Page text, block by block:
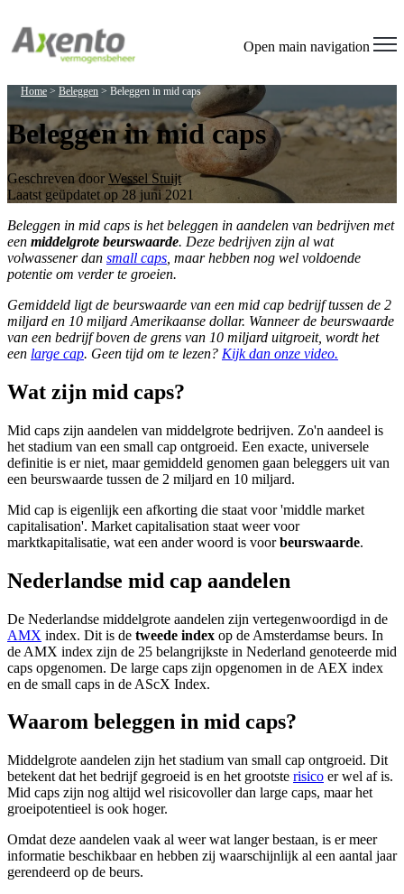
Open main navigation
Home > Beleggen > Beleggen in mid caps
Beleggen in mid caps
Geschreven doorWessel Stuijt
Laatst geüpdatet op 28 juni 2021
Beleggen in mid caps is het beleggen in aandelen van bedrijven met
een middelgrote beurswaarde. Deze bedrijven zijn al wat
volwassener dan small caps , maar hebben nog wel voldoende
potentie om verder te groeien.
Gemiddeld ligt de beurswaarde van een mid cap bedrijf tussen de 2
miljard en 10 miljard Amerikaanse dollar. Wanneer de beurswaarde
van een bedrijf boven de grens van 10 miljard uitgroeit, wordt het
een large cap. Geen tijd om te lezen? Kijk dan onze video.
Wat zijn mid caps?
Mid caps zijn aandelen van middelgrote bedrijven. Zo'n aandeel is
het stadium van een small cap ontgroeid. Een exacte, universele
definitie is er niet, maar gemiddeld genomen gaan beleggers uit van
een beurswaarde tussen de 2 miljard en 10 miljard.
Mid cap is eigenlijk een afkorting die staat voor 'middle market
capitalisation'. Market capitalisation staat weer voor
marktkapitalisatie, wat een ander woord is voorbeurswaarde.
Nederlandse mid cap aandelen
De Nederlandse middelgrote aandelen zijn vertegenwoordigd in de
AMX index. Dit is de tweede index op de Amsterdamse beurs. In
de AMX index zijn de 25 belangrijkste in Nederland genoteerde mid
caps opgenomen. De large caps zijn opgenomen in de AEX index
en de small caps in de AScX Index.
Waarom beleggen in mid caps?
Middelgrote aandelen zijn het stadium van small cap ontgroeid. Dit
betekent dat het bedrijf gegroeid is en het grootste risico er wel af is.
Mid caps zijn nog altijd wel risicovoller dan large caps, maar het
groeipotentieel is ook hoger.
Omdat deze aandelen vaak al weer wat langer bestaan, is er meer
informatie beschikbaar en hebben zij waarschijnlijk al een aantal jaar
gerendeerd op de beurs.